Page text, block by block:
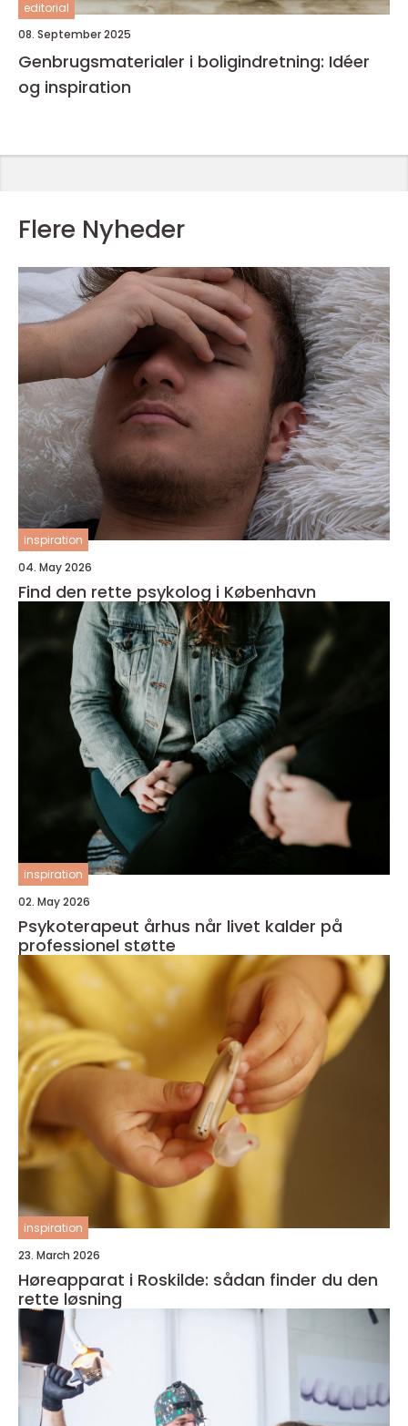
editorial
08. September 2025
Genbrugsmaterialer i boligindretning: Idéer
og inspiration
Flere Nyheder
inspiration
04. May 2026
Find den rette psykolog i København
inspiration
02. May 2026
Psykoterapeut århus når livet kalder på
professionel støtte
inspiration
23. March 2026
Høreapparat i Roskilde: sådan finder du den
rette løsning